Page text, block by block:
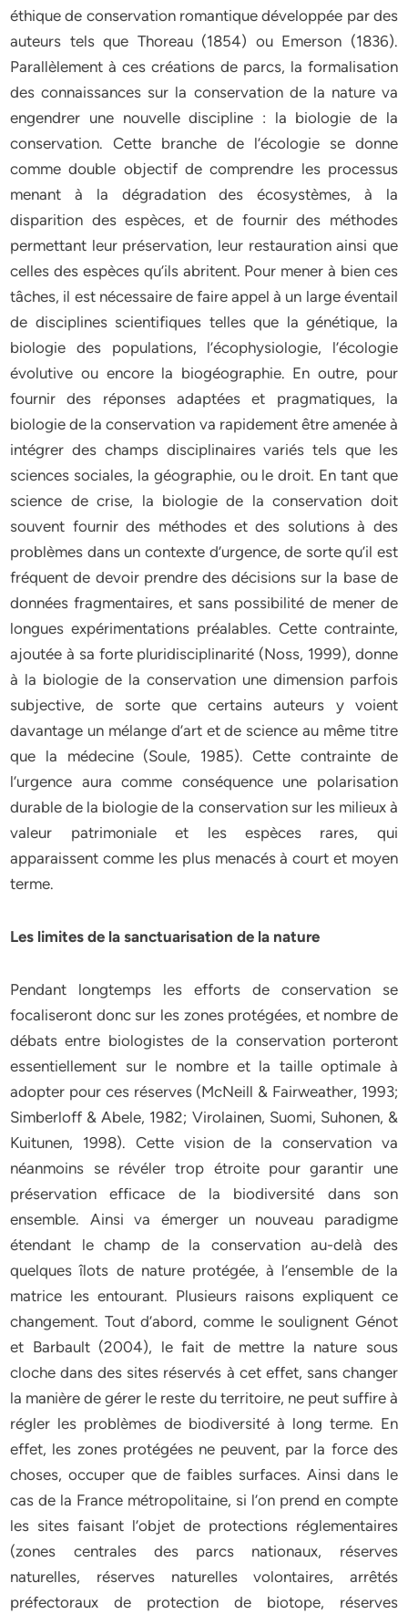
éthique de conservation romantique développée par des
auteurs tels que Thoreau (1854) ou Emerson (1836).
Parallèlement à ces créations de parcs, la formalisation
des connaissances sur la conservation de la nature va
engendrer une nouvelle discipline : la biologie de la
conservation. Cette branche de l’écologie se donne
comme double objectif de comprendre les processus
menant à la dégradation des écosystèmes, à la
disparition des espèces, et de fournir des méthodes
permettant leur préservation, leur restauration ainsi que
celles des espèces qu’ils abritent. Pour mener à bien ces
tâches, il est nécessaire de faire appel à un large éventail
de disciplines scientifiques telles que la génétique, la
biologie des populations, l’écophysiologie, l’écologie
évolutive ou encore la biogéographie. En outre, pour
fournir des réponses adaptées et pragmatiques, la
biologie de la conservation va rapidement être amenée à
intégrer des champs disciplinaires variés tels que les
sciences sociales, la géographie, ou le droit. En tant que
science de crise, la biologie de la conservation doit
souvent fournir des méthodes et des solutions à des
problèmes dans un contexte d’urgence, de sorte qu’il est
fréquent de devoir prendre des décisions sur la base de
données fragmentaires, et sans possibilité de mener de
longues expérimentations préalables. Cette contrainte,
ajoutée à sa forte pluridisciplinarité (Noss, 1999), donne
à la biologie de la conservation une dimension parfois
subjective, de sorte que certains auteurs y voient
davantage un mélange d’art et de science au même titre
que la médecine (Soule, 1985). Cette contrainte de
l’urgence aura comme conséquence une polarisation
durable de la biologie de la conservation sur les milieux à
valeur patrimoniale et les espèces rares, qui
apparaissent comme les plus menacés à court et moyen
terme.
Les limites de la sanctuarisation de la nature
Pendant longtemps les efforts de conservation se
focaliseront donc sur les zones protégées, et nombre de
débats entre biologistes de la conservation porteront
essentiellement sur le nombre et la taille optimale à
adopter pour ces réserves (McNeill & Fairweather, 1993;
Simberloff & Abele, 1982; Virolainen, Suomi, Suhonen, &
Kuitunen, 1998). Cette vision de la conservation va
néanmoins se révéler trop étroite pour garantir une
préservation efficace de la biodiversité dans son
ensemble. Ainsi va émerger un nouveau paradigme
étendant le champ de la conservation au-delà des
quelques îlots de nature protégée, à l’ensemble de la
matrice les entourant. Plusieurs raisons expliquent ce
changement. Tout d’abord, comme le soulignent Génot
et Barbault (2004), le fait de mettre la nature sous
cloche dans des sites réservés à cet effet, sans changer
la manière de gérer le reste du territoire, ne peut suffire à
régler les problèmes de biodiversité à long terme. En
effet, les zones protégées ne peuvent, par la force des
choses, occuper que de faibles surfaces. Ainsi dans le
cas de la France métropolitaine, si l’on prend en compte
les sites faisant l’objet de protections réglementaires
(zones centrales des parcs nationaux, réserves
naturelles, réserves naturelles volontaires, arrêtés
préfectoraux de protection de biotope, réserves